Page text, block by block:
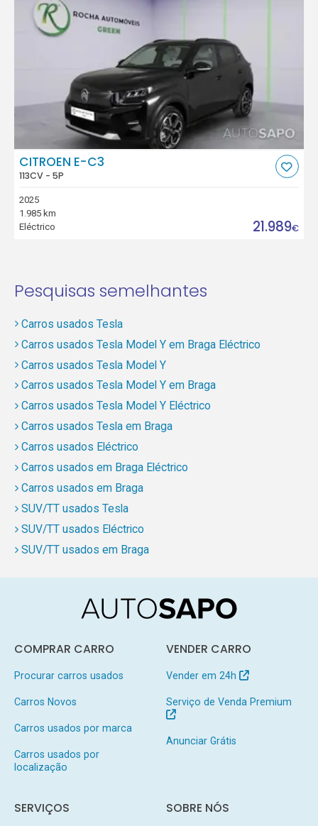
CITROEN E-C3
113CV - 5P
2025
1.985 km
Eléctrico
21.989€
Pesquisas semelhantes
Carros usados Tesla
Carros usados Tesla Model Y em Braga Eléctrico
Carros usados Tesla Model Y
Carros usados Tesla Model Y em Braga
Carros usados Tesla Model Y Eléctrico
Carros usados Tesla em Braga
Carros usados Eléctrico
Carros usados em Braga Eléctrico
Carros usados em Braga
SUV/TT usados Tesla
SUV/TT usados Eléctrico
SUV/TT usados em Braga
COMPRAR CARRO
Procurar carros usados
Carros Novos
Carros usados por marca
Carros usados por
localização
VENDER CARRO
Vender em 24h
Serviço de Venda Premium
Anunciar Grátis
SERVIÇOS SOBRE NÓS